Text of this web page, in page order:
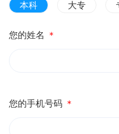
本科 大专
您的姓名 ＊
您的手机号码 ＊